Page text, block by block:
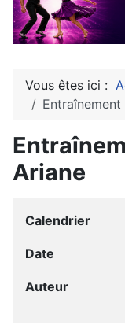
Vous êtes ici :
Ariane
Calendrier
Date
Auteur